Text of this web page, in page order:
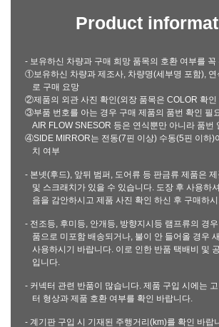
Product
- 보유하신 차량과 구매 희망 품목의 호환 여부를 꼭
①보유하신 차량과 제조사, 차량명(세부명 포함), 연
로 구매 요망
②제품의 외관 사진 확인(외장 품목은 COLOR 확인
③부품 번호를 아는 경우 구매 제품의 품번 확인 필
AIR FLOW SNESOR 등은 연식뿐만 아니라 품번
④SIDE MIRROR는 전동(7핀 이상) 수동(5핀 이하)
치 여부
- 본넷(후드), 앞뒤 범퍼, 도어류 등 판금류 제품은
및 스크래치가 있을 수 있습니다. 도장 후 사용하
음을 감안하시고 제품 사진 확인 하신 후 구매하
- 전조등, 후미등, 안개등, 방향지시등 램프류의 경
품으로 미포함 배송되거나, 불이 안 들어올 경우
사용하시기 바랍니다. 이로 인한 반품 택배비 및
입니다.
- 커넥터 관련 반품이 많습니다. 제품 구입 시에는
터 형상과 제품 호환 여부를 확인 바랍니다.
- 계기판 구입 시 기재된 주행거리(km)를 확인 바랍